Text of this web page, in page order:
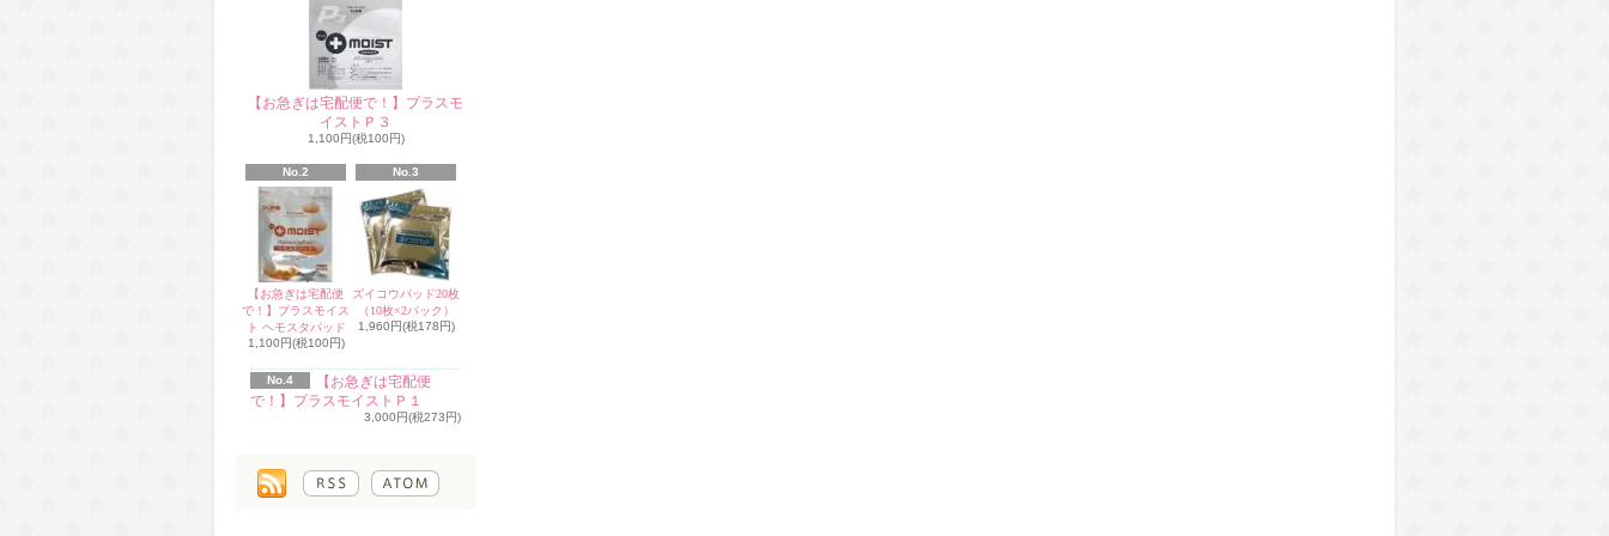
【お急ぎは宅配便で！】プラスモ
イストＰ３
1,100円(税100円)
No.2
【お急ぎは宅配便
で！】プラスモイス
ト ヘモスタパッド
1,100円(税100円)
No.3
ズイコウパッド20枚
（10枚×2パック）
1,960円(税178円)
No.4
【お急ぎは宅配便
で！】プラスモイストＰ１
3,000円(税273円)